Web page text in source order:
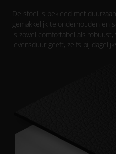
De stoel is bekleed met
gemakkelijk te onderhouden en
is zowel comfortabel als
levensduur geeft, zelfs bij